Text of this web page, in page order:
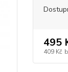
495
409 Kč